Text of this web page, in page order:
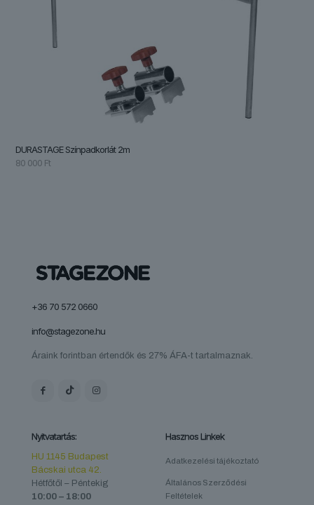
DURASTAGE Színpadkorlát 2m
80 000 Ft
+36 70 572 0660
info@stagezone.hu
Áraink forintban értendők és 27% ÁFA-t tartalmaznak.
Nyitvatartás:
HU 1145 Budapest
Bácskai utca 42.
Hétfőtől – Péntekig
10:00 – 18:00
Hasznos Linkek
Adatkezelési tájékoztató
Általános Szerződési
Feltételek